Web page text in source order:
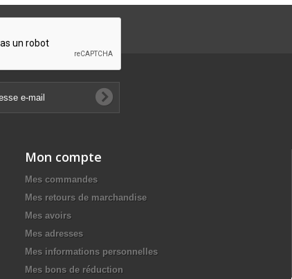
Mon compte
Mes commandes
Mes retours de marchandise
Mes avoirs
Mes adresses
Mes informations personnelles
Mes bons de réduction